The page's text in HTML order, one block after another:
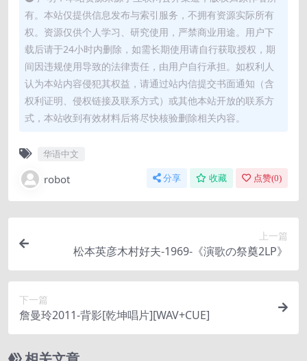
有。本站仅提供信息发布与索引服务，不拥有资源实际所有
权。资源仅供个人学习、研究使用，严禁商业用途。用户下
载后请于24小时内删除，如需长期使用请自行获取授权，期
间因违规使用导致的法律责任，由用户自行承担。如权利人
认为本站内容侵犯其权益，请通过站内信提交书面通知（含
权利证明、侵权链接及联系方式）或其他本站开放的联系方
式，本站收到有效材料后将尽快核验删除相关内容。
华语中文
robot 分享 收藏 点赞(0)
上一篇
松本英彦木村好夫-1969-《演歌の祭奠2LP》
下一篇
詹曼玲2011-背影[乾坤唱片][WAV+CUE]